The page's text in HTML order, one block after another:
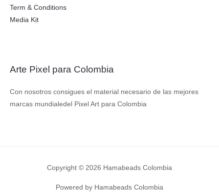
Term & Conditions
Media Kit
Arte Pixel para Colombia
Con nosotros consigues el material necesario de las mejores
marcas mundialedel Pixel Art para Colombia
Copyright © 2026 Hamabeads Colombia
Powered by Hamabeads Colombia